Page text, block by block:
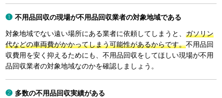
不用品回収の現場が不用品回収業者の対象地域である
対象地域でない遠い場所にある業者に依頼してしまうと、ガソリン
代などの車両費がかかってしまう可能性があるからです。不用品回
収費用を安く抑えるためにも、不用品回収をしてほしい現場が不用
品回収業者の対象地域なのかを確認しましょう。
多数の不用品回収実績がある